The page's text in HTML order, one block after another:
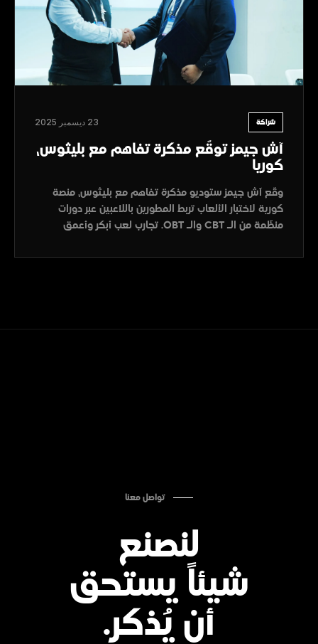
شراكة 23 ديسمبر 2025
آش جيمز توقّع مذكرة تفاهم مع بليثوس،
كوريا
وقّع آش جيمز ستوديو مذكرة تفاهم مع بليثوس، منصة
كورية لاختبار الألعاب تربط المطورين باللاعبين عبر دورات
منظّمة من الـ CBT والـ OBT. تجارب لعب أبكر وأعمق
للألعاب.
تواصل معنا
لنصنع
شيئاً يستحق
أن يُذكر.